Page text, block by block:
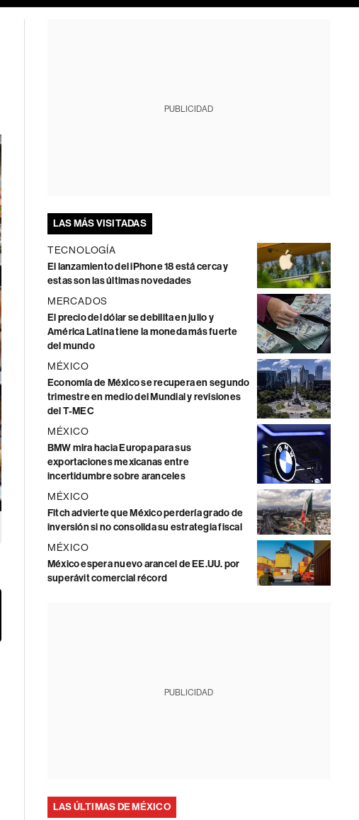
PUBLICIDAD
LAS MÁS VISITADAS
TECNOLOGÍA
El lanzamiento del iPhone 18 está cerca y
estas son las últimas novedades
MERCADOS
El precio del dólar se debilita en julio y
América Latina tiene la moneda más fuerte
del mundo
MÉXICO
Economía de México se recupera en segundo
trimestre en medio del Mundial y revisiones
del T-MEC
MÉXICO
BMW mira hacia Europa para sus
exportaciones mexicanas entre
incertidumbre sobre aranceles
MÉXICO
Fitch advierte que México perdería grado de
inversión si no consolida su estrategia fiscal
MÉXICO
México espera nuevo arancel de EE.UU. por
superávit comercial récord
PUBLICIDAD
LAS ÚLTIMAS DE MÉXICO